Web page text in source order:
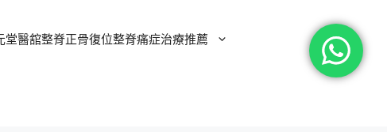
醫舘整脊正骨復位整脊痛症治療推薦